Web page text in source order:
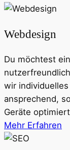
Webdesign
Du möchtest
wir
ansprechend,
Geräte
Mehr Erfahren